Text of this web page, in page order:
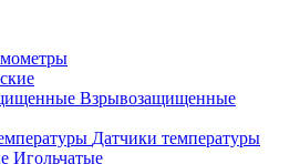
Взрывозащищенные
Датчики температуры
Игольчатые